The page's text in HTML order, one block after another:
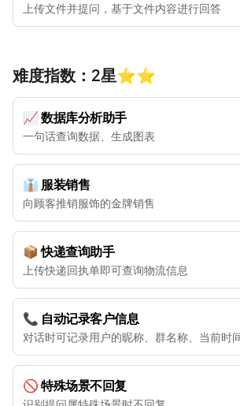
上传文件并提问，基于文件内容进行回答
难度指数：2星⭐️⭐️
📈 数据库分析助手
一句话查询数据、生成图表
👔 服装销售
向顾客推销服饰的金牌销售
📦 快递查询助手
上传快递回执单即可查询物流信息
📞 自动记录客户信息
对话时可记录用户的昵称、群名称、当前时
🚫 特殊场景不回复